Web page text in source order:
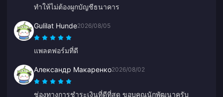
ทำให้ไม่ต้องผูกบัญชีธนาคาร
Gulilat Hunde2026/08/05
แพลตฟอร์มที่ดี
Александр Макаренко2026/08/02
ช่องทางการชำระเงินที่ดีที่สุด ขอบคุณนักพัฒนาครับ